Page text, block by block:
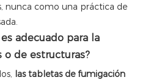
nunca como una práctica de
adecuado para la
o de estructuras?
las tabletas de fumigación